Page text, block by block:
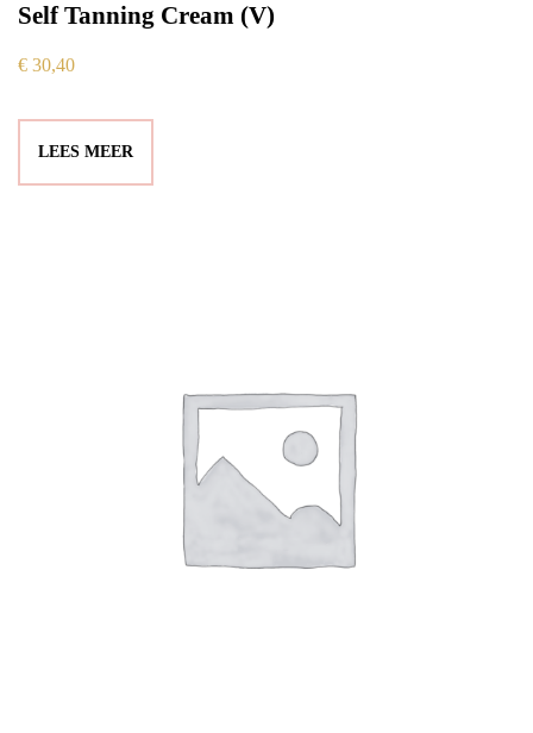
Self Tanning Cream (V)
€ 30,40
LEES MEER